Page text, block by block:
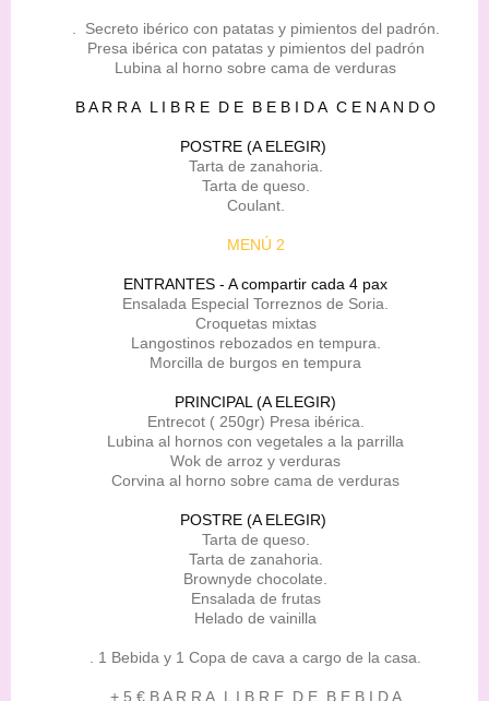
. Secreto ibérico con patatas y pimientos del padrón.
Presa ibérica con patatas y pimientos del padrón
Lubina al horno sobre cama de verduras
B A R R A L I B R E D E B E B I D A C E N A N D O
POSTRE (A ELEGIR)
Tarta de zanahoria.
Tarta de queso.
Coulant.
MENÚ 2
ENTRANTES - A compartir cada 4 pax
Ensalada Especial Torreznos de Soria.
Croquetas mixtas
Langostinos rebozados en tempura.
Morcilla de burgos en tempura
PRINCIPAL (A ELEGIR)
Entrecot ( 250gr) Presa ibérica.
Lubina al hornos con vegetales a la parrilla
Wok de arroz y verduras
Corvina al horno sobre cama de verduras
POSTRE (A ELEGIR)
Tarta de queso.
Tarta de zanahoria.
Brownyde chocolate.
Ensalada de frutas
Helado de vainilla
. 1 Bebida y 1 Copa de cava a cargo de la casa.
+ 5 € B A R R A L I B R E D E B E B I D A